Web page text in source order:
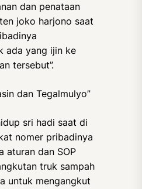
dan penataan
joko harjono saat
ada yang ijin ke
tersebut”.
dan Tegalmulyo”
sri hadi saat di
nomer pribadinya
aturan dan SOP
truk sampah
untuk mengangkut